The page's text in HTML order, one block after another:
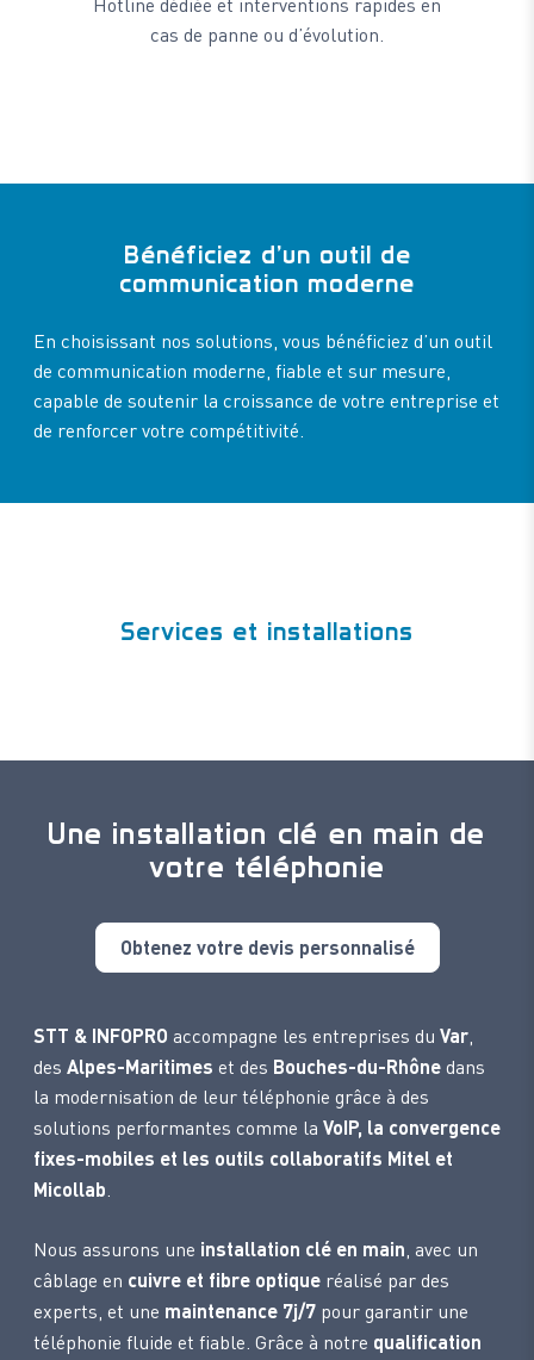
Hotline dédiée et interventions rapides en
cas de panne ou d’évolution.
Bénéficiez d’un outil de
communication moderne
En choisissant nos solutions, vous bénéficiez d’un outil
de communication moderne, fiable et sur mesure,
capable de soutenir la croissance de votre entreprise et
de renforcer votre compétitivité.
Services et installations
Une installation clé en main de
votre téléphonie
Obtenez votre devis personnalisé
STT & INFOPRO accompagne les entreprises du Var,
des Alpes-Maritimes et des Bouches-du-Rhône dans
la modernisation de leur téléphonie grâce à des
solutions performantes comme la VoIP, la convergence
fixes-mobiles et les outils collaboratifs Mitel et
Micollab.
Nous assurons une installation clé en main, avec un
câblage en cuivre et fibre optique réalisé par des
experts, et une maintenance 7j/7 pour garantir une
téléphonie fluide et fiable. Grâce à notre qualification